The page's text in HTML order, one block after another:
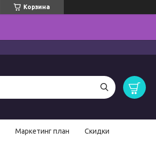
Корзина
Маркетинг план Скидки